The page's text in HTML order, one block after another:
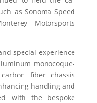
as Sonoma Speed
Motorsports
special experience
monocoque-
fiber chassis
handling and
with the bespoke